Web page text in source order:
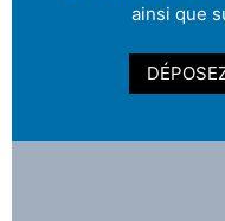
ainsi que